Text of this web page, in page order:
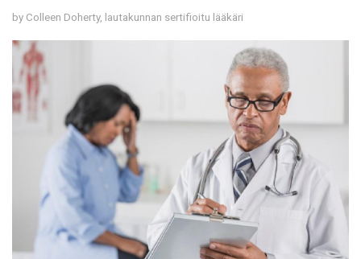
by Colleen Doherty, lautakunnan sertifioitu lääkäri